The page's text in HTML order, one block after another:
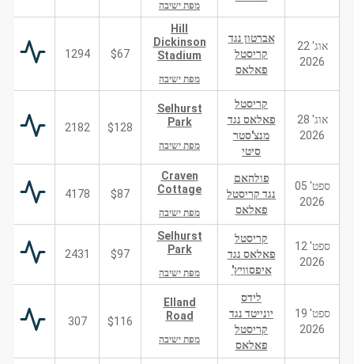
מפת ישיבה
אוג' 22
2026
אברטון נגד
קריסטל
פאלאס
Hill
Dickinson
Stadium
מפת ישיבה
$67
1294
אוג' 28
2026
קריסטל
פאלאס נגד
מנצ'סטר
סיטי
Selhurst
Park
מפת ישיבה
$128
2182
ספט' 05
2026
פולהאם
נגד קריסטל
פאלאס
Craven
Cottage
מפת ישיבה
$87
4178
ספט' 12
2026
קריסטל
פאלאס נגד
איפסוויץ'
Selhurst
Park
מפת ישיבה
$97
2431
ספט' 19
2026
לידס
יונייטד נגד
קריסטל
פאלאס
Elland
Road
מפת ישיבה
$116
307